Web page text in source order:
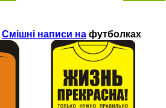
Смішні написи на футболках